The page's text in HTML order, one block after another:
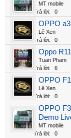
MT mobile
Trả lời:
0
OPPO
Lê Xen
Trả lời:
0
Oppo
Tuan Pham
Trả lời:
6
OPPO
Lê Xen
Trả lời:
0
OPPO
Demo
MT mobile
Trả lời:
0